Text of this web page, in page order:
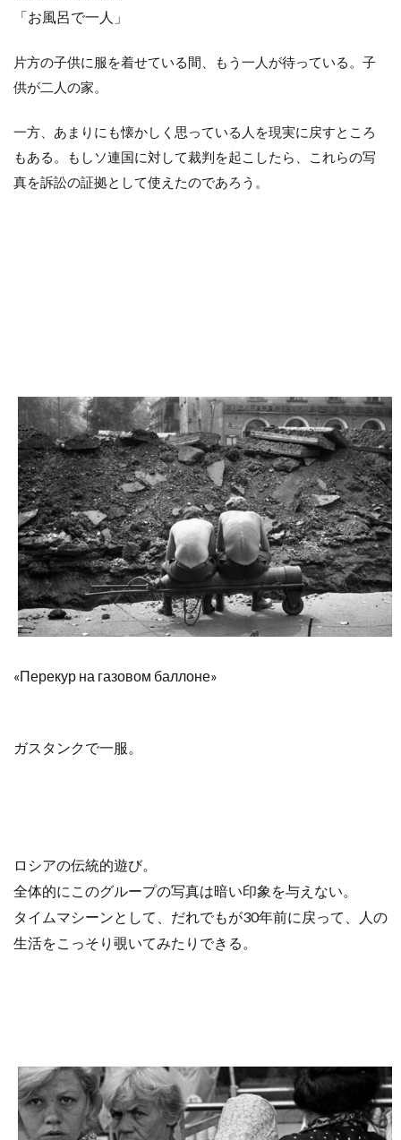
「お風呂で一人」
片方の子供に服を着せている間、もう一人が待っている。子
供が二人の家。
一方、あまりにも懐かしく思っている人を現実に戻すところ
もある。もしソ連国に対して裁判を起こしたら、これらの写
真を訴訟の証拠として使えたのであろう。
«Перекур на газовом баллоне»
ガスタンクで一服。
ロシアの伝統的遊び。
全体的にこのグループの写真は暗い印象を与えない。
タイムマシーンとして、だれでもが30年前に戻って、人の
生活をこっそり覗いてみたりできる。